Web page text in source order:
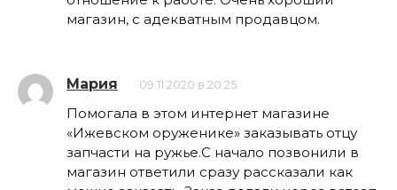
магазин, с адекватным продавцом.
Мария 09.11.2020 в 20:25
Помогала в этом интернет магазине
«Ижевском оруженике» заказывать отцу
запчасти на ружье.С начало позвонили в
магазин ответили сразу рассказали как